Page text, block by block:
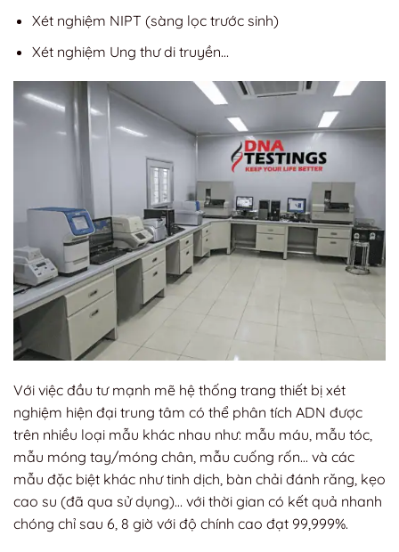
Xét nghiệm NIPT (sàng lọc trước sinh)
Xét nghiệm Ung thư di truyền…
Với việc đầu tư mạnh mẽ hệ thống trang thiết bị xét
nghiệm hiện đại trung tâm có thể phân tích ADN được
trên nhiều loại mẫu khác nhau như: mẫu máu, mẫu tóc,
mẫu móng tay/móng chân, mẫu cuống rốn… và các
mẫu đặc biệt khác như tinh dịch, bàn chải đánh răng, kẹo
cao su (đã qua sử dụng)… với thời gian có kết quả nhanh
chóng chỉ sau 6, 8 giờ với độ chính cao đạt 99,999%.